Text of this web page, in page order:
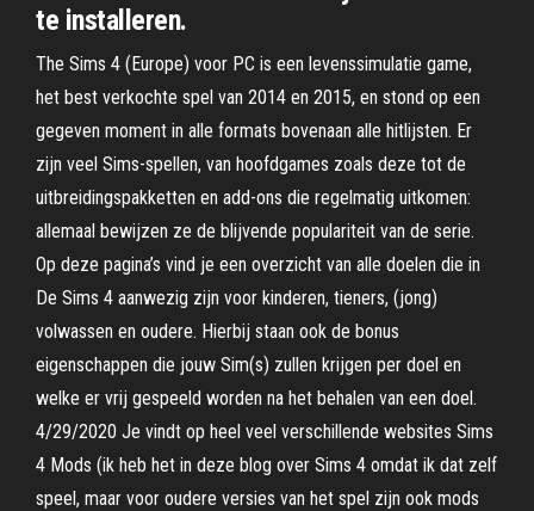
te installeren.
The Sims 4 (Europe) voor PC is een levenssimulatie game,
het best verkochte spel van 2014 en 2015, en stond op een
gegeven moment in alle formats bovenaan alle hitlijsten. Er
zijn veel Sims-spellen, van hoofdgames zoals deze tot de
uitbreidingspakketten en add-ons die regelmatig uitkomen:
allemaal bewijzen ze de blijvende populariteit van de serie.
Op deze pagina’s vind je een overzicht van alle doelen die in
De Sims 4 aanwezig zijn voor kinderen, tieners, (jong)
volwassen en oudere. Hierbij staan ook de bonus
eigenschappen die jouw Sim(s) zullen krijgen per doel en
welke er vrij gespeeld worden na het behalen van een doel.
4/29/2020 Je vindt op heel veel verschillende websites Sims
4 Mods (ik heb het in deze blog over Sims 4 omdat ik dat zelf
speel, maar voor oudere versies van het spel zijn ook mods